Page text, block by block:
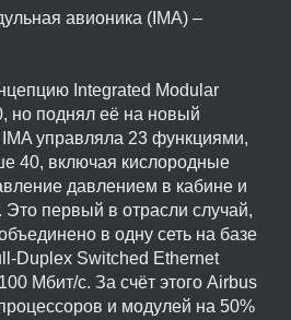
авионика (IMA) –
Integrated Modular
но поднял её на новый
управляла 23 функциями,
40, включая кислородные
давлением в кабине и
первый в отрасли случай,
в одну сеть на базе
Duplex Switched Ethernet
Мбит/с. За счёт этого Airbus
и модулей на 50%